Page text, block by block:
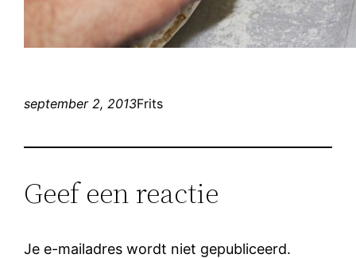
september 2, 2013Frits
Geef een reactie
Je e-mailadres wordt niet gepubliceerd.